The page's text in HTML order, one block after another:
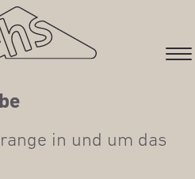
in und um das